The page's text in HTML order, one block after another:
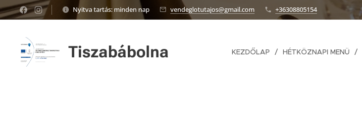
Nyitva tartás: minden nap vendeglotutajos@gmail.com +36308805154
Tiszabábolna KEZDŐLAP HÉTKÖZNAPI MENÜ